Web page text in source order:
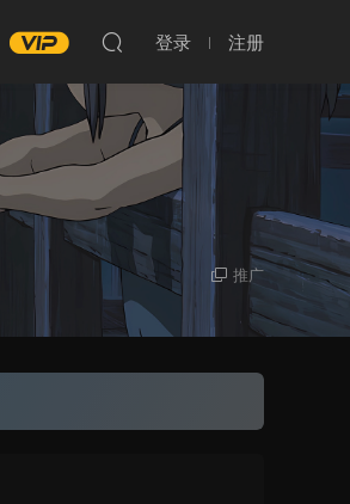
登录 注册
推广